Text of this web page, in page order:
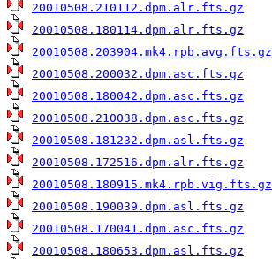
20010508.210112.dpm.alr.fts.gz
20010508.180114.dpm.alr.fts.gz
20010508.203904.mk4.rpb.avg.fts.gz
20010508.200032.dpm.asc.fts.gz
20010508.180042.dpm.asc.fts.gz
20010508.210038.dpm.asc.fts.gz
20010508.181232.dpm.asl.fts.gz
20010508.172516.dpm.alr.fts.gz
20010508.180915.mk4.rpb.vig.fts.gz
20010508.190039.dpm.asl.fts.gz
20010508.170041.dpm.asc.fts.gz
20010508.180653.dpm.asl.fts.gz